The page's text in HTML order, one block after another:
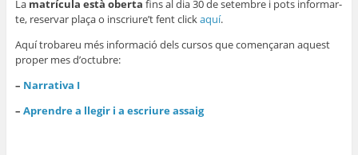
La matrícula està oberta fins al dia 30 de setembre i pots informar-
te, reservar plaça o inscriure’t fent clickaquí.
Aquí trobareu més informació dels cursos que començaran aquest
proper mes d’octubre:
– Narrativa I
– Aprendre a llegir i a escriure assaig